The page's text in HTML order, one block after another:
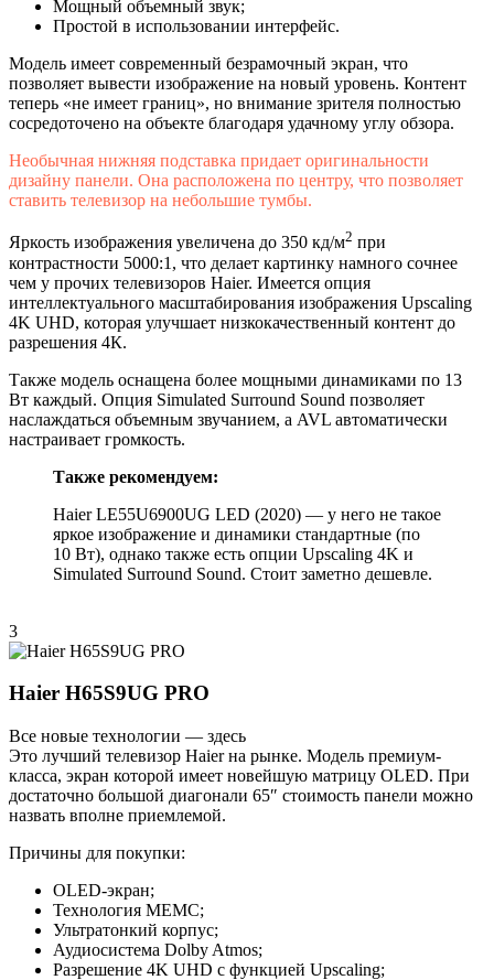
Мощный объемный звук;
Простой в использовании интерфейс.
Модель имеет современный безрамочный экран, что
позволяет вывести изображение на новый уровень. Контент
теперь «не имеет границ», но внимание зрителя полностью
сосредоточено на объекте благодаря удачному углу обзора.
Необычная нижняя подставка придает оригинальности
дизайну панели. Она расположена по центру, что позволяет
ставить телевизор на небольшие тумбы.
Яркость изображения увеличена до 350 кд/м2 при
контрастности 5000:1, что делает картинку намного сочнее
чем у прочих телевизоров Haier. Имеется опция
интеллектуального масштабирования изображения Upscaling
4K UHD, которая улучшает низкокачественный контент до
разрешения 4К.
Также модель оснащена более мощными динамиками по 13
Вт каждый. Опция Simulated Surround Sound позволяет
наслаждаться объемным звучанием, а AVL автоматически
настраивает громкость.
Также рекомендуем:
Haier LE55U6900UG LED (2020) — у него не такое
яркое изображение и динамики стандартные (по
10 Вт), однако также есть опции Upscaling 4K и
Simulated Surround Sound. Стоит заметно дешевле.
3
Haier H65S9UG PRO
Все новые технологии — здесь
Это лучший телевизор Haier на рынке. Модель премиум-
класса, экран которой имеет новейшую матрицу OLED. При
достаточно большой диагонали 65″ стоимость панели можно
назвать вполне приемлемой.
Причины для покупки:
OLED-экран;
Технология MEMC;
Ультратонкий корпус;
Аудиосистема Dolby Atmos;
Разрешение 4K UHD с функцией Upscaling;